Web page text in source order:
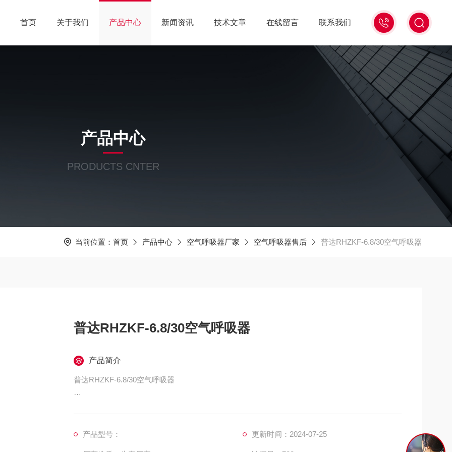
15006471345
首页 关于我们 产品中心 新闻资讯 技术文章 在线留言 联系我们
产品中心
PRODUCTS CNTER
当前位置： 首页 产品中心 空气呼吸器厂家 空气呼吸器售后 普达RHZKF-6.8/30空气呼吸器
普达RHZKF-6.8/30空气呼吸器
产品简介
普达RHZKF-6.8/30空气呼吸器
YL型气瓶阀，开启方便；
产品型号： 更新时间：2024-07-25